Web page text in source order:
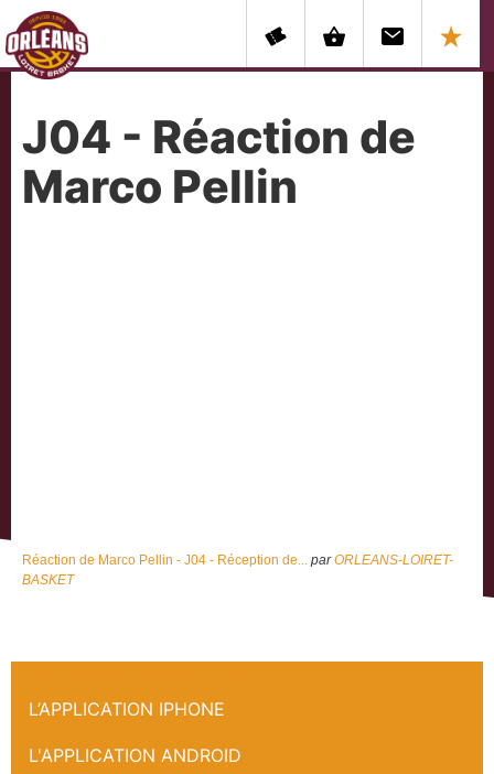
J04 - Réaction de
Marco Pellin
Réaction de Marco Pellin - J04 - Réception de... parORLEANS-LOIRET-
BASKET
L’APPLICATION IPHONE
L'APPLICATION ANDROID